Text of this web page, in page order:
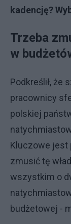
kadencję?
Trzeba
w
Podkreślił, że
pracownicy
polskiej
Kluczowe jest
zmusić tę
wszystkim o
budżetowej -